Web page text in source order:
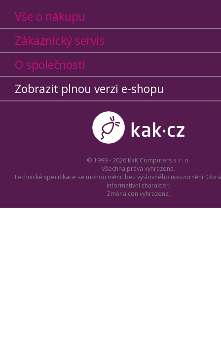
Vše o nákupu
Zákaznický servis
O společnosti
Zobrazit plnou verzi e-shopu
© 1999 - 2026 KaK Computers s. r. o.
Všechna práva vyhrazena.
Technické specifikace se mohou měnit bez výslovného upozornění.
informativní charakter.
Změna cen vyhrazena.